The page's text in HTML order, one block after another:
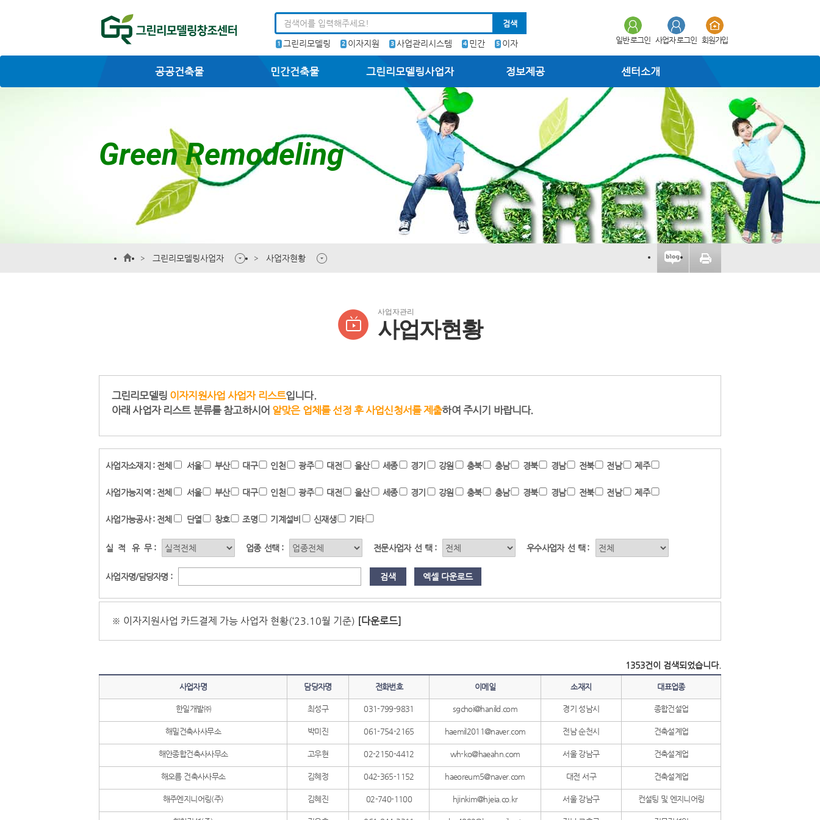
검색
1 그린리모델링 2 이자지원 3 사업관리시스템 4 민간 5 이자 일반 로그인 사업자 로그인 회원가입
공공건축물 민간건축물 그린리모델링사업자 정보제공 센터소개
Green Remodeling
그린리모델링사업자 사업자현황
사업자관리
사업자현황
그린리모델링 이자지원사업 사업자 리스트입니다.
아래 사업자 리스트 분류를 참고하시어 알맞은 업체를 선정 후 사업신청서를 제출하여 주시기 바랍니다.
사업자소재지 : 전체 서울 부산 대구 인천 광주 대전 울산 세종 경기 강원 충북 충남 경북 경남 전북 전남 제주
사업가능지역 : 전체 서울 부산 대구 인천 광주 대전 울산 세종 경기 강원 충북 충남 경북 경남 전북 전남 제주
사업가능공사 : 전체 단열 창호 조명 기계설비 신재생 기타
실 적 유 무 : 업종 선택 : 전문사업자 선 택 : 우수사업자 선 택 :
사업자명/담당자명 :
※ 이자지원사업 카드결제 가능 사업자 현황(‘23.10월 기준) [다운로드]
1353건이 검색되었습니다.
사업자명 담당자명 전화번호 이메일 소재지 대표업종
한일개발㈜ 최성구 031-799-9831 sgchoi@hanild.com 경기 성남시 종합건설업
해밀건축사사무소 박미진 061-754-2165 haemil2011@naver.com 전남 순천시 건축설계업
해안종합건축사사무소 고우현 02-2150-4412 wh-ko@haeahn.com 서울 강남구 건축설계업
해오름 건축사사무소 김혜정 042-365-1152 haeoreum5@naver.com 대전 서구 건축설계업
해주엔지니어링(주) 김혜진 02-740-1100 hjinkim@hjeia.co.kr 서울 강남구 컨설팅 및 엔지니어링